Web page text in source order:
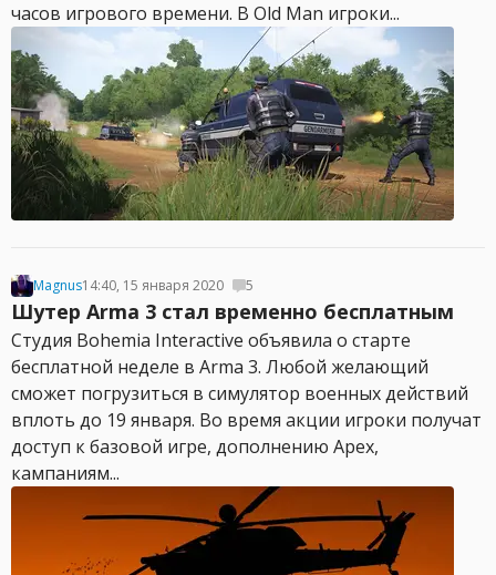
часов игрового времени. В Old Man игроки...
Magnus14:40, 15 января 2020 5
Шутер Arma 3 стал временно бесплатным
Студия Bohemia Interactive объявила о старте
бесплатной неделе в Arma 3. Любой желающий
сможет погрузиться в симулятор военных действий
вплоть до 19 января. Во время акции игроки получат
доступ к базовой игре, дополнению Apex,
кампаниям...